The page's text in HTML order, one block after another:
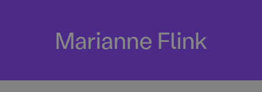
Marianne Flink